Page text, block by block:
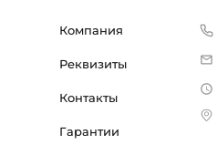
Компания
Реквизиты
Контакты
Гарантии